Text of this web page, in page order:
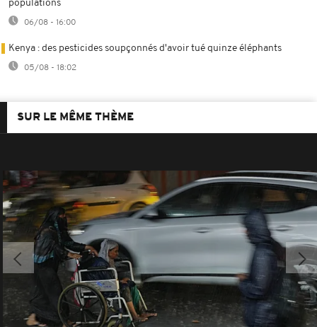
populations
06/08 - 16:00
Kenya : des pesticides soupçonnés d'avoir tué quinze éléphants
05/08 - 18:02
SUR LE MÊME THÈME